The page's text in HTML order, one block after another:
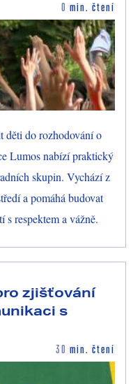
0 min. čtení
děti do rozhodování o
Lumos nabízí praktický
skupin. Vychází z
a pomáhá budovat
respektem a vážně.
zjišťování
s
30 min. čtení